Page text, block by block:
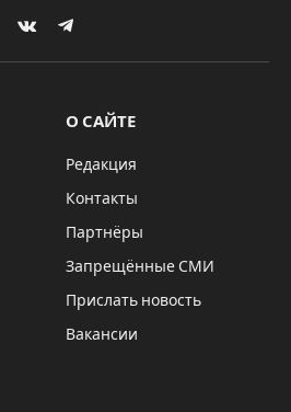
VKontakteTelegram
О САЙТЕ
Редакция
Контакты
Партнёры
Запрещённые СМИ
Прислать новость
Вакансии